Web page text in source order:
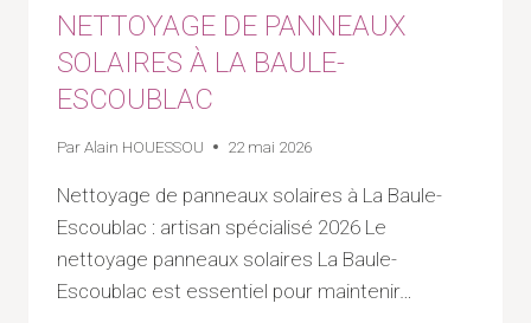
ESCOUBLAC
NETTOYAGE DE PANNEAUX
SOLAIRES À LA BAULE-
ESCOUBLAC
ParAlain HOUESSOU 22 mai 2026
Nettoyage de panneaux solaires à La Baule-
Escoublac : artisan spécialisé 2026 Le
nettoyage panneaux solaires La Baule-
Escoublac est essentiel pour maintenir…